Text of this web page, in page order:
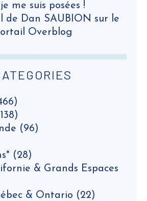
(96)
(28)
& Grands Espaces
& Ontario (22)
me suis posées !
de Dan SAUBION sur le
Overblog